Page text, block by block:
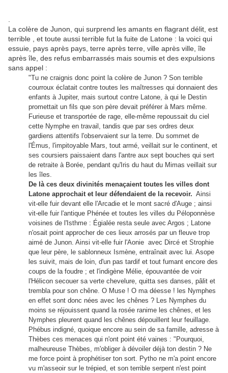
La colère de Junon, qui surprend les amants en flagrant délit, est
terrible , et toute aussi terrible fut la fuite de Latone : la voici qui
essuie, pays après pays, terre après terre, ville après ville, île
après île, des refus embarrassés mais soumis et des expulsions
sans appel :
"Tu ne craignis donc point la colère de Junon ? Son terrible
courroux éclatait contre toutes les maîtresses qui donnaient des
enfants à Jupiter, mais surtout contre Latone, à qui le Destin
promettait un fils que son père devait préférer à Mars même.
Furieuse et transportée de rage, elle-même repoussait du ciel
cette Nymphe en travail, tandis que par ses ordres deux
gardiens attentifs l'observaient sur la terre. Du sommet de
l'Émus, l'impitoyable Mars, tout armé, veillait sur le continent, et
ses coursiers paissaient dans l'antre aux sept bouches qui sert
de retraite à Borée, pendant qu'Iris du haut du Mimas veillait sur
les îles.
De là ces deux divinités menaçaient toutes les villes dont
Latone approchait et leur défendaient de la recevoir. Ainsi
vit-elle fuir devant elle l'Arcadie et le mont sacré d'Auge ; ainsi
vit-elle fuir l'antique Phénée et toutes les villes du Péloponnèse
voisines de l'Isthme : Égialée resta seule avec Argos ; Latone
n'osait point approcher de ces lieux arrosés par un fleuve trop
aimé de Junon. Ainsi vit-elle fuir l'Aonie avec Dircé et Strophie
que leur père, le sablonneux Ismène, entraînait avec lui. Asope
les suivit, mais de loin, d'un pas tardif et tout fumant encore des
coups de la foudre ; et l'indigène Mélie, épouvantée de voir
l'Hélicon secouer sa verte chevelure, quitta ses danses, pâlit et
trembla pour son chêne. O Muse ! O ma déesse ! les Nymphes
en effet sont donc nées avec les chênes ? Les Nymphes du
moins se réjouissent quand la rosée ranime les chênes, et les
Nymphes pleurent quand les chênes dépouillent leur feuillage.
Phébus indigné, quoique encore au sein de sa famille, adresse à
Thèbes ces menaces qui n'ont point été vaines : "Pourquoi,
malheureuse Thèbes, m'obliger à dévoiler déjà ton destin ? Ne
me force point à prophétiser ton sort. Pytho ne m'a point encore
vu m'asseoir sur le trépied, et son terrible serpent n'est point